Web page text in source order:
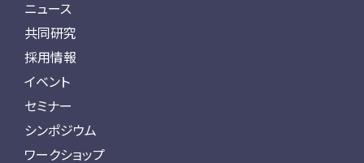
ニュース
共同研究
採用情報
イベント
セミナー
シンポジウム
ワークショップ